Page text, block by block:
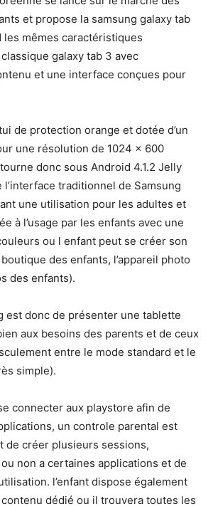
et propose la samsung galaxy tab
mêmes caractéristiques
galaxy tab 3 avec
et une interface conçues pour
de protection orange et dotée d’un
une résolution de 1024 x 600
donc sous Android 4.1.2 Jelly
l’interface traditionnel de Samsung
une utilisation pour les adultes et
à l’usage par les enfants avec une
ou l enfant peut se créer son
des enfants, l’appareil photo
des enfants).
est donc de présenter une tablette
aux besoins des parents et de ceux
entre le mode standard et le
simple).
connecter aux playstore afin de
un controle parental est
de créer plusieurs sessions,
ou non a certaines applications et de
l’enfant dispose également
dédié ou il trouvera toutes les